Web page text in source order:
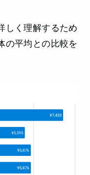
しく理解するため
の平均との比較を